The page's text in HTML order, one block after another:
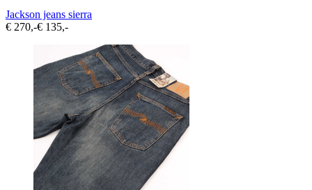
Jackson jeans sierra
€ 270,-€ 135,-